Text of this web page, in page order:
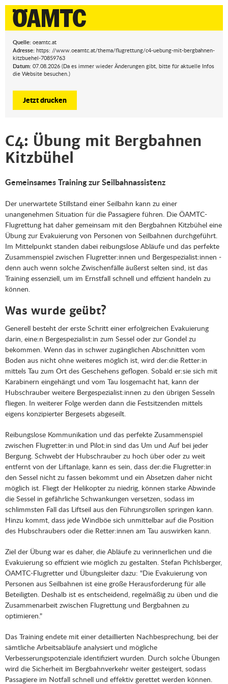
Quelle: oeamtc.at
Adresse: https: //www.oeamtc.at/thema/flugrettung/c4-uebung-mit-bergbahnen-
kitzbuehel-70859763
Datum: 07.08.2026 (Da es immer wieder Änderungen gibt, bitte für aktuelle Infos
die Website besuchen.)
Jetzt drucken
C4: Übung mit Bergbahnen
Kitzbühel
Gemeinsames Training zur Seilbahnassistenz
Der unerwartete Stillstand einer Seilbahn kann zu einer
unangenehmen Situation für die Passagiere führen. Die ÖAMTC-
Flugrettung hat daher gemeinsam mit den Bergbahnen Kitzbühel eine
Übung zur Evakuierung von Personen von Seilbahnen durchgeführt.
Im Mittelpunkt standen dabei reibungslose Abläufe und das perfekte
Zusammenspiel zwischen Flugretter:innen und Bergespezialist:innen -
denn auch wenn solche Zwischenfälle äußerst selten sind, ist das
Training essenziell, um im Ernstfall schnell und effizient handeln zu
können.
Was wurde geübt?
Generell besteht der erste Schritt einer erfolgreichen Evakuierung
darin, eine:n Bergespezialist:in zum Sessel oder zur Gondel zu
bekommen. Wenn das in schwer zugänglichen Abschnitten vom
Boden aus nicht ohne weiteres möglich ist, wird der:die Retter:in
mittels Tau zum Ort des Geschehens geflogen. Sobald er:sie sich mit
Karabinern eingehängt und vom Tau losgemacht hat, kann der
Hubschrauber weitere Bergespezialist:innen zu den übrigen Sesseln
fliegen. In weiterer Folge werden dann die Festsitzenden mittels
eigens konzipierter Bergesets abgeseilt.
Reibungslose Kommunikation und das perfekte Zusammenspiel
zwischen Flugretter:in und Pilot:in sind das Um und Auf bei jeder
Bergung. Schwebt der Hubschrauber zu hoch über oder zu weit
entfernt von der Liftanlage, kann es sein, dass der:die Flugretter:in
den Sessel nicht zu fassen bekommt und ein Absetzen daher nicht
möglich ist. Fliegt der Helikopter zu niedrig, können starke Abwinde
die Sessel in gefährliche Schwankungen versetzen, sodass im
schlimmsten Fall das Liftseil aus den Führungsrollen springen kann.
Hinzu kommt, dass jede Windböe sich unmittelbar auf die Position
des Hubschraubers oder die Retter:innen am Tau auswirken kann.
Ziel der Übung war es daher, die Abläufe zu verinnerlichen und die
Evakuierung so effizient wie möglich zu gestalten. Stefan Pichlsberger,
ÖAMTC-Flugretter und Übungsleiter dazu: "Die Evakuierung von
Personen aus Seilbahnen ist eine große Herausforderung für alle
Beteiligten. Deshalb ist es entscheidend, regelmäßig zu üben und die
Zusammenarbeit zwischen Flugrettung und Bergbahnen zu
optimieren."
Das Training endete mit einer detaillierten Nachbesprechung, bei der
sämtliche Arbeitsabläufe analysiert und mögliche
Verbesserungspotenziale identifiziert wurden. Durch solche Übungen
wird die Sicherheit im Bergbahnverkehr weiter gesteigert, sodass
Passagiere im Notfall schnell und effektiv gerettet werden können.